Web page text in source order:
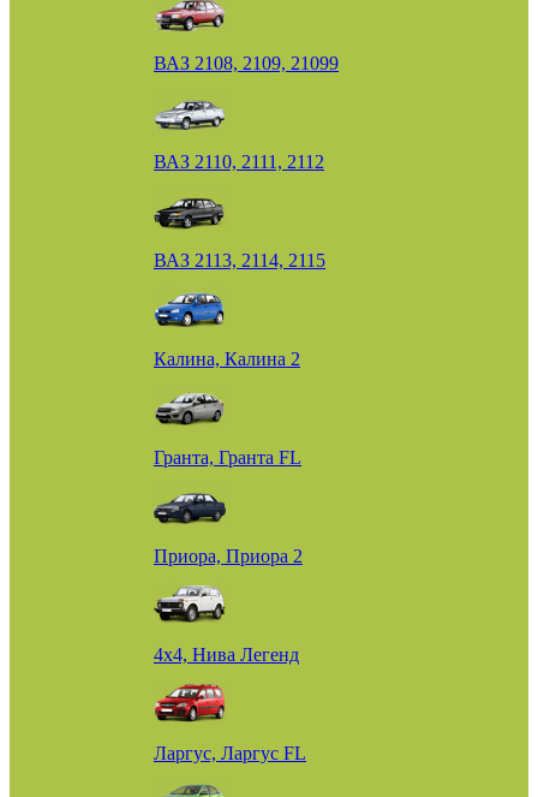
ВАЗ 2108, 2109, 21099
ВАЗ 2110, 2111, 2112
ВАЗ 2113, 2114, 2115
Калина, Калина 2
Гранта, Гранта FL
Приора, Приора 2
4х4, Нива Легенд
Ларгус, Ларгус FL